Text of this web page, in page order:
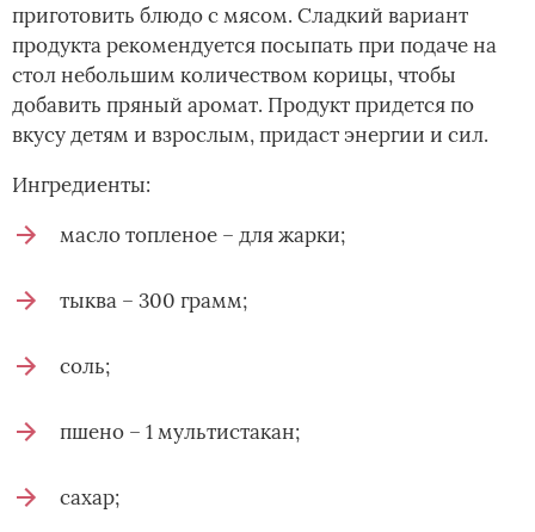
приготовить блюдо с мясом. Сладкий вариант
продукта рекомендуется посыпать при подаче на
стол небольшим количеством корицы, чтобы
добавить пряный аромат. Продукт придется по
вкусу детям и взрослым, придаст энергии и сил.
Ингредиенты:
масло топленое – для жарки;
тыква – 300 грамм;
соль;
пшено – 1 мультистакан;
сахар;